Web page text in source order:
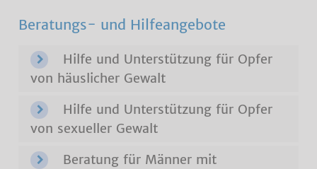
Beratungs- und Hilfeangebote
Hilfe und Unterstützung für Opfer
von häuslicher Gewalt
Hilfe und Unterstützung für Opfer
von sexueller Gewalt
Beratung für Männer mit